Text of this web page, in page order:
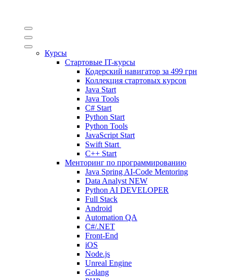
Курсы
Стартовые IT-курсы
Кодерский навигатор за 499 грн
Коллекция стартовых курсов
Java Start
Java Tools
C# Start
Python Start
Python Tools
JavaScript Start
Swift Start
C++ Start
Менторинг по программированию
Java Spring AI-Code Mentoring
Data Analyst NEW
Python AI DEVELOPER
Full Stack
Android
Automation QA
C#/.NET
Front-End
iOS
Node.js
Unreal Engine
Golang